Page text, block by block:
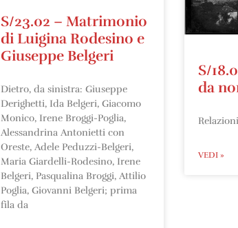
S/23.02 – Matrimonio
di Luigina Rodesino e
Giuseppe Belgeri
Dietro, da sinistra: Giuseppe
Derighetti, Ida Belgeri, Giacomo
Monico, Irene Broggi-Poglia,
Alessandrina Antonietti con
Oreste, Adele Peduzzi-Belgeri,
Maria Giardelli-Rodesino, Irene
Belgeri, Pasqualina Broggi, Attilio
Poglia, Giovanni Belgeri; prima
fila da
S/
da
VEDI »